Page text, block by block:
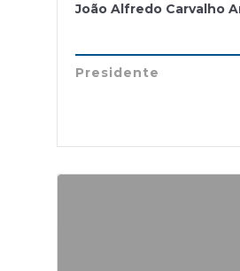
João Alfredo Carvalho
Presidente